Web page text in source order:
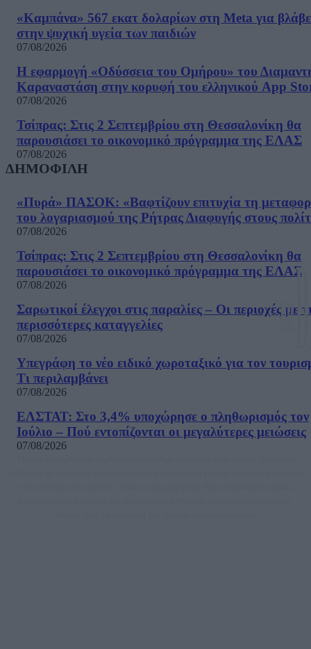
«Καμπάνα» 567 εκατ δολαρίων στη Meta για
στην ψυχική υγεία των παιδιών
07/08/2026
Η εφαρμογή «Οδύσσεια του Ομήρου» του
Καραναστάση στην κορυφή του ελληνικού App
07/08/2026
Τσίπρας: Στις 2 Σεπτεμβρίου στη Θεσσαλονίκη θα
παρουσιάσει το οικονομικό πρόγραμμα της ΕΛΑΣ
07/08/2026
ΔΗΜΟΦΙΛΗ
«Πυρά» ΠΑΣΟΚ: «Βαφτίζουν επιτυχία τη
του λογαριασμού της Ρήτρας Διαφυγής στους
07/08/2026
Τσίπρας: Στις 2 Σεπτεμβρίου στη Θεσσαλονίκη θα
παρουσιάσει το οικονομικό πρόγραμμα της ΕΛΑΣ
07/08/2026
Σαρωτικοί έλεγχοι στις παραλίες – Οι περιοχές με
περισσότερες καταγγελίες
07/08/2026
Υπεγράφη το νέο ειδικό χωροταξικό για τον
Τι περιλαμβάνει
07/08/2026
ΕΛΣΤΑΤ: Στο 3,4% υποχώρησε ο πληθωρισμός τον
Ιούλιο – Πού εντοπίζονται οι μεγαλύτερες μειώσεις
07/08/2026